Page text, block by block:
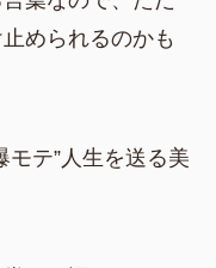
められるのかも
モテ”人生を送る美